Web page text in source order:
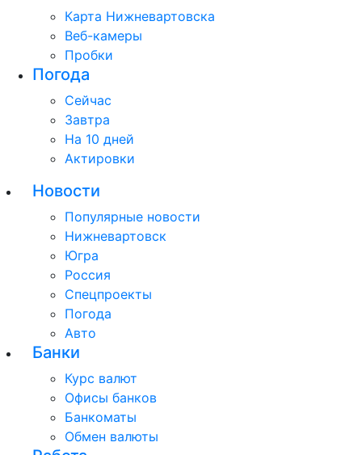
Карта Нижневартовска
Веб-камеры
Пробки
Погода
Сейчас
Завтра
На 10 дней
Актировки
Новости
Популярные новости
Нижневартовск
Югра
Россия
Спецпроекты
Погода
Авто
Банки
Курс валют
Офисы банков
Банкоматы
Обмен валюты